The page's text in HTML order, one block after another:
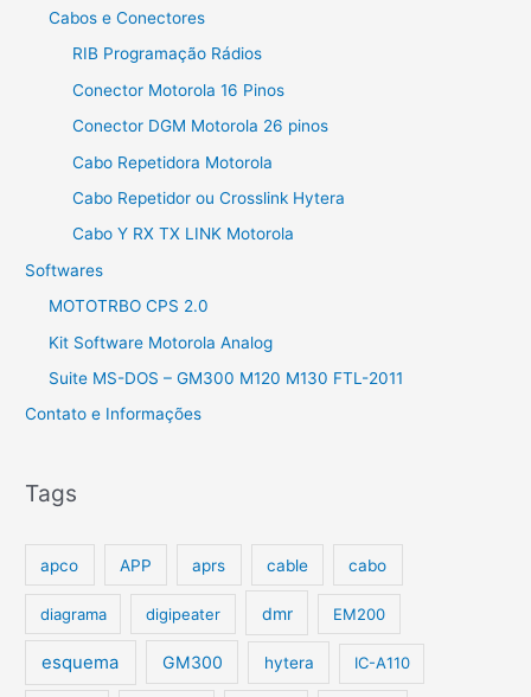
Cabos e Conectores
RIB Programação Rádios
Conector Motorola 16 Pinos
Conector DGM Motorola 26 pinos
Cabo Repetidora Motorola
Cabo Repetidor ou Crosslink Hytera
Cabo Y RX TX LINK Motorola
Softwares
MOTOTRBO CPS 2.0
Kit Software Motorola Analog
Suite MS-DOS – GM300 M120 M130 FTL-2011
Contato e Informações
Tags
apco APP aprs cable cabo
diagrama digipeater dmr EM200
esquema GM300 hytera IC-A110